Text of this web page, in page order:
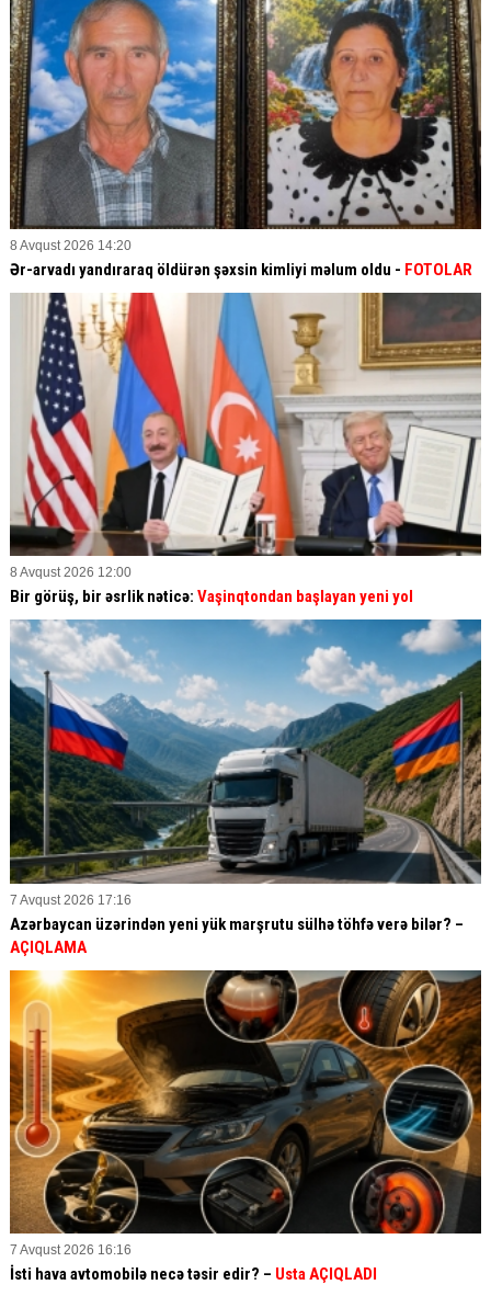
8 Avqust 2026 14:20
Ər-arvadı yandıraraq öldürən şəxsin kimliyi məlum oldu - FOTOLAR
8 Avqust 2026 12:00
Bir görüş, bir əsrlik nəticə: Vaşinqtondan başlayan yeni yol
7 Avqust 2026 17:16
Azərbaycan üzərindən yeni yük marşrutu sülhə töhfə verə bilər? –
AÇIQLAMA
7 Avqust 2026 16:16
İsti hava avtomobilə necə təsir edir? – Usta AÇIQLADI